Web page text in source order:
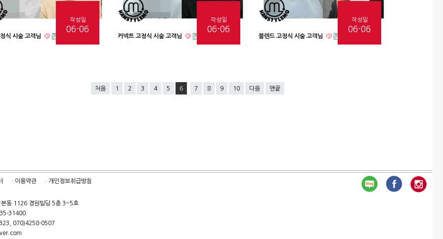
식 시술 고객님
작성일
06-06
커넥트 고정식 시술 고객님
작성일
06-06
블렌드 고정식 시술 고객님
작성일
06-06
처음 1 2 3 4 5 6 7 8 9 10 다음 맨끝
· 이용약관 · 개인정보취급방침
본동 1126 경원빌딩 5층 3~5호
31400
070)4258-0507